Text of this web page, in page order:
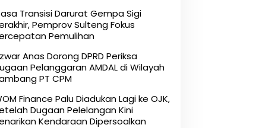
Transisi Darurat Gempa Sigi
Pemprov Sulteng Fokus
Pemulihan
Anas Dorong DPRD Periksa
Pelanggaran AMDAL di Wilayah
PT CPM
Finance Palu Diadukan Lagi ke OJK,
Dugaan Pelelangan Kini
Kendaraan Dipersoalkan